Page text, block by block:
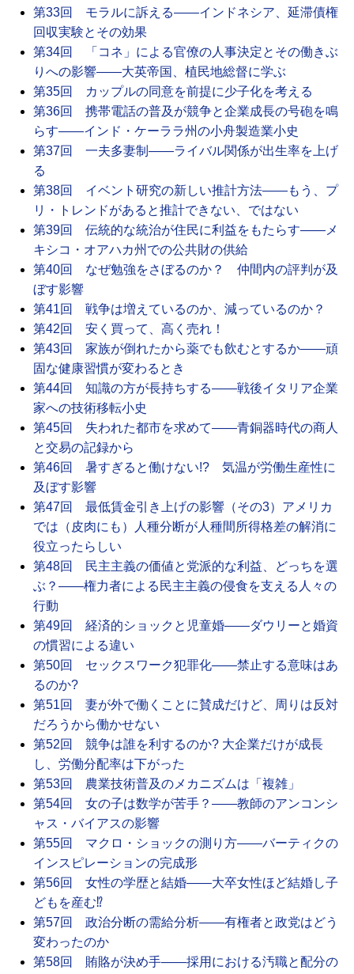
第33回 モラルに訴える――インドネシア、延滞債権
回収実験とその効果
第34回 「コネ」による官僚の人事決定とその働きぶ
りへの影響――大英帝国、植民地総督に学ぶ
第35回 カップルの同意を前提に少子化を考える
第36回 携帯電話の普及が競争と企業成長の号砲を鳴
らす――インド・ケーララ州の小舟製造業小史
第37回 一夫多妻制――ライバル関係が出生率を上げ
る
第38回 イベント研究の新しい推計方法――もう、プ
リ・トレンドがあると推計できない、ではない
第39回 伝統的な統治が住民に利益をもたらす――メ
キシコ・オアハカ州での公共財の供給
第40回 なぜ勉強をさぼるのか？ 仲間内の評判が及
ぼす影響
第41回 戦争は増えているのか、減っているのか？
第42回 安く買って、高く売れ！
第43回 家族が倒れたから薬でも飲むとするか――頑
固な健康習慣が変わるとき
第44回 知識の方が長持ちする――戦後イタリア企業
家への技術移転小史
第45回 失われた都市を求めて――青銅器時代の商人
と交易の記録から
第46回 暑すぎると働けない!? 気温が労働生産性に
及ぼす影響
第47回 最低賃金引き上げの影響（その3）アメリカ
では（皮肉にも）人種分断が人種間所得格差の解消に
役立ったらしい
第48回 民主主義の価値と党派的な利益、どっちを選
ぶ？――権力者による民主主義の侵食を支える人々の
行動
第49回 経済的ショックと児童婚――ダウリーと婚資
の慣習による違い
第50回 セックスワーク犯罪化――禁止する意味はあ
るのか?
第51回 妻が外で働くことに賛成だけど、周りは反対
だろうから働かせない
第52回 競争は誰を利するのか? 大企業だけが成長
し、労働分配率は下がった
第53回 農業技術普及のメカニズムは「複雑」
第54回 女の子は数学が苦手？――教師のアンコンシ
ャス・バイアスの影響
第55回 マクロ・ショックの測り方――バーティクの
インスピレーションの完成形
第56回 女性の学歴と結婚――大卒女性ほど結婚し子
どもを産む⁉
第57回 政治分断の需給分析――有権者と政党はどう
変わったのか
第58回 賄賂が決め手――採用における汚職と配分の